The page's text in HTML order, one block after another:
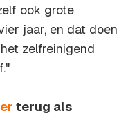
ook grote
jaar, en dat doen
zelfreinigend
terug als